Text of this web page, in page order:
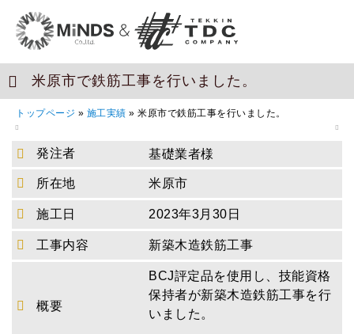
米原市で鉄筋工事を行いました。
トップページ » 施工実績 » 米原市で鉄筋工事を行いました。
発注者 基礎業者様
所在地 米原市
施工日 2023年3月30日
工事内容 新築木造鉄筋工事
概要
BCJ評定品を使用し、技能資格
保持者が新築木造鉄筋工事を行
いました。